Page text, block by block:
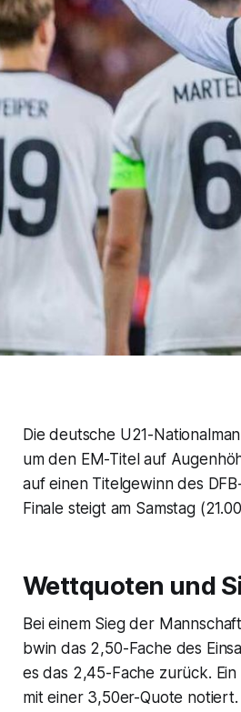
Die deutsche U21-
um den EM-Titel auf
auf einen Titelgewinn des
Finale steigt am Samstag
Wettquoten und
Bei einem Sieg der
bwin das 2,50-Fache des
es das 2,45-Fache zurück.
mit einer 3,50er-Quote